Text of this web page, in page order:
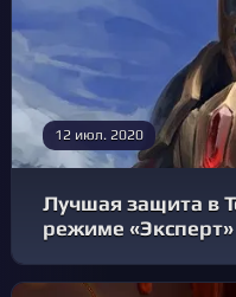
12 июл. 2020
Лучшая защита в
режиме